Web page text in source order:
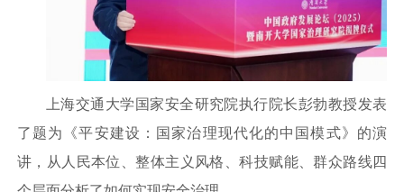
上海交通大学国家安全研究院执行院长彭勃教授发表
了题为《平安建设：国家治理现代化的中国模式》的演
讲，从人民本位、整体主义风格、科技赋能、群众路线四